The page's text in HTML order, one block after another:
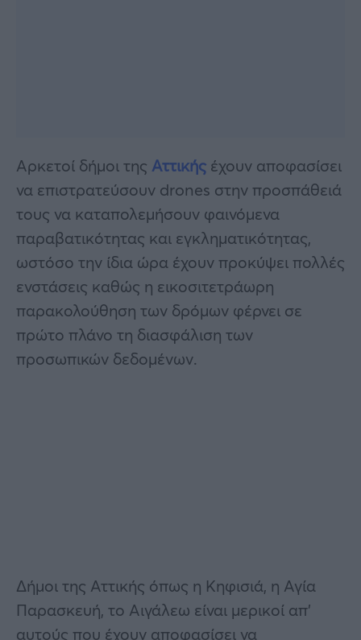
Αρκετοί δήμοι της Αττικής έχουν αποφασίσει
να επιστρατεύσουν drones στην προσπάθειά
τους να καταπολεμήσουν φαινόμενα
παραβατικότητας και εγκληματικότητας,
ωστόσο την ίδια ώρα έχουν προκύψει πολλές
ενστάσεις καθώς η εικοσιτετράωρη
παρακολούθηση των δρόμων φέρνει σε
πρώτο πλάνο τη διασφάλιση των
προσωπικών δεδομένων.
Δήμοι της Αττικής όπως η Κηφισιά, η Αγία
Παρασκευή, το Αιγάλεω είναι μερικοί απ’
αυτούς που έχουν αποφασίσει να